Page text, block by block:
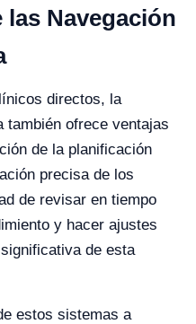
las Navegación
directos, la
también ofrece ventajas
de la planificación
precisa de los
de revisar en tiempo
y hacer ajustes
de esta
estos sistemas a